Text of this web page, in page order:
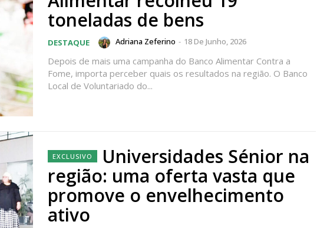
toneladas de bens
DESTAQUE Adriana Zeferino - 18 De Junho, 2026
Depois de mais uma campanha do Banco Alimentar Contra a
Fome, importa perceber quais os resultados na região. O Banco
Local de Voluntariado do...
Universidades Sénior na
região: uma oferta vasta que
promove o envelhecimento
ativo